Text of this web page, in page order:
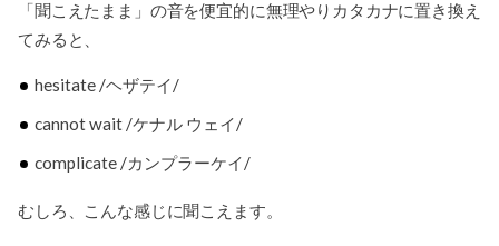
「聞こえたまま」の音を便宜的に無理やりカタカナに置き換え
てみると、
hesitate /ヘザテイ/
cannot wait /ケナル ウェイ/
complicate /カンプラーケイ/
むしろ、こんな感じに聞こえます。